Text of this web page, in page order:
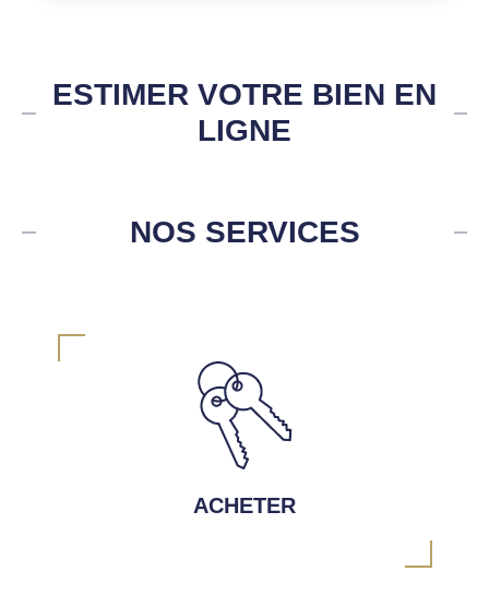
ESTIMER VOTRE BIEN EN
LIGNE
NOS SERVICES
ACHETER